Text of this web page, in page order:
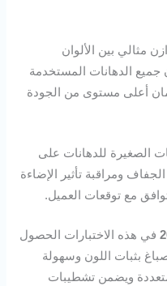
مثالي بين الألوان
جميع الدهانات المستخدمة
أعلى مستوى من الجودة
الصغيرة للدهانات على
ومراقبة تأثير الإضاءة
مع توقعات العميل.
في هذه الاختبارات الحصول
بثبات اللون وسهولة
ويضمن تشطيبات